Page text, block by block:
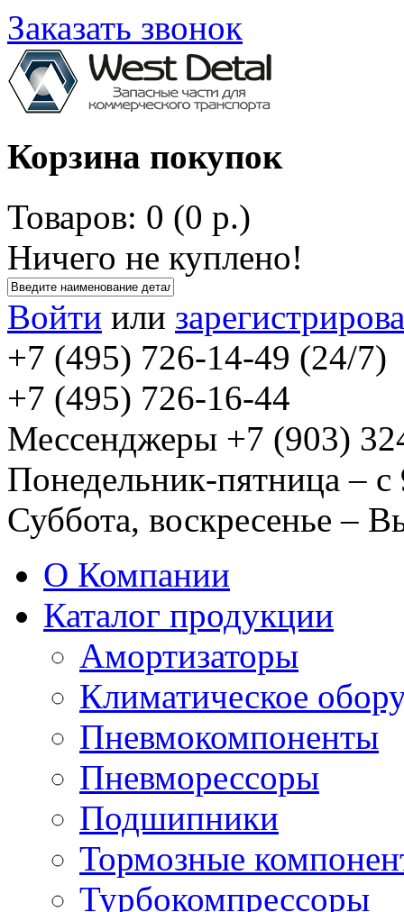
Заказать звонок
Корзина покупок
Товаров: 0 (0 р.)
Ничего не куплено!
Войти или
+7 (495) 726-14-49 (24/7)
+7 (495) 726-16-44
Мессенджеры +7 (903)
Понедельник-пятница –
Суббота, воскресенье –
О Компании
Каталог продукции
Амортизаторы
Климатическое
Пневмокомпоненты
Пневморессоры
Подшипники
Тормозные
Турбокомпрессоры